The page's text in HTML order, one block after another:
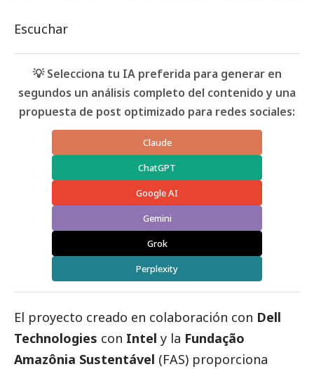
Escuchar
💡 Selecciona tu IA preferida para generar en
segundos un análisis completo del contenido y una
propuesta de post optimizado para redes sociales:
Claude
ChatGPT
Google AI
Gemini
Grok
Perplexity
El proyecto creado en colaboración con Dell
Technologies con Intel y la Fundação
Amazônia Sustentável (FAS) proporciona